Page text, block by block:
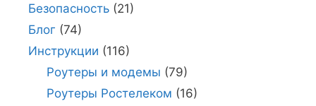
Безопасность (21)
Блог (74)
Инструкции (116)
Роутеры и модемы (79)
Роутеры Ростелеком (16)